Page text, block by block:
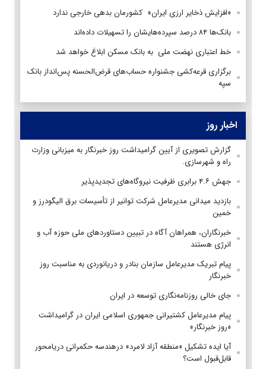
«افزایش ذخایر ارزی ایران» کشورمان بدهی خارجی ندارد
بانک‌ها ۸۴ درصد سپرده‌هایشان را تسهیلات داده‌اند
خط اعتباری نهضت ملی به بانک مسکن ابلاغ خواهد شد
برگزاری قرعه‌کشی جشنواره حساب‌های قرض‌الحسنه پس‌انداز بانک
سپه
اخبار روز
گزارش تصویری از آیین گرامیداشت روز خبرنگار به میزبانی وزارت
راه و شهرسازی.
جهش ۴.۶ برابری ظرفیت نیروگاه‌های تجدیدپذیر
بازدید میدانی مدیرعامل شرکت توانیر از تأسیسات برق الیگودرز و
خمین
خبرنگاران، همراهان آگاه در تبیین دستاوردهای ملی حوزه آب و
انرژی هستند
پیام تبریک مدیرعامل سازمان بنادر و دریانوردی به مناسبت روز
خبرنگار
جای خالی روزنامه‌نگاری توسعه در ایران
پیام مدیرعامل کشتیرانی جمهوری اسلامی ایران در گرامیداشت
«روز خبرنگار»
آیا ایده تشکیل «منطقه آزاد لامرد» درهندسه حکمرانی دریامحور
قابل‌قبول است؟